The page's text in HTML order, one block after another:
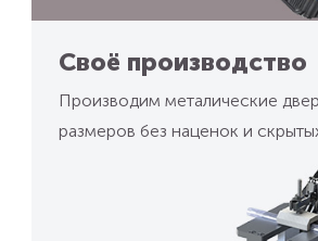
Своё производство
Производим металические
размеров без наценок и